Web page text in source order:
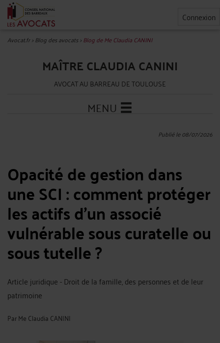
Connexion
Avocat.fr>Blog des avocats>Blog de Me Claudia CANINI
MAÎTRE CLAUDIA CANINI
AVOCAT AU BARREAU DE TOULOUSE
MENU
Publié le 08/07/2026
Opacité de gestion dans
une SCI : comment protéger
les actifs d'un associé
vulnérable sous curatelle ou
sous tutelle ?
Article juridique - Droit de la famille, des personnes et de leur
patrimoine
ParMe Claudia CANINI